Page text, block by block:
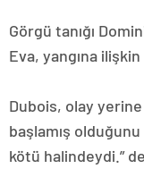
Görgü tanığı
Eva, yangına
Dubois, olay
başlamış
kötü halindeydi.”